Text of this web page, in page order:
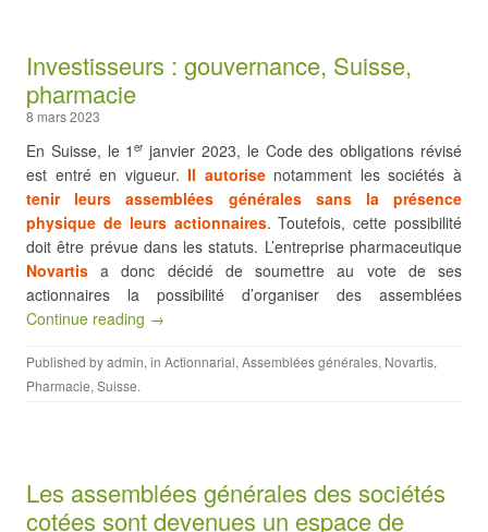
Investisseurs : gouvernance, Suisse,
pharmacie
8 mars 2023
En Suisse, le 1er janvier 2023, le Code des obligations révisé
est entré en vigueur.Il autorisenotamment les sociétés à
tenir leurs assemblées générales sans la présence
physique de leurs actionnaires. Toutefois, cette possibilité
doit être prévue dans les statuts. L’entreprise pharmaceutique
Novartis a donc décidé de soumettre au vote de ses
actionnaires la possibilité d’organiser des assemblées
Continue reading →
Published byadmin, in Actionnarial, Assemblées générales, Novartis,
Pharmacie, Suisse.
Les assemblées générales des sociétés
cotées sont devenues un espace de